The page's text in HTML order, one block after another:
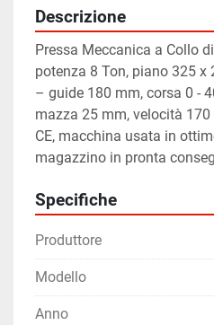
Descrizione
Pressa Meccanica a Collo
potenza 8 Ton, piano 325
– guide 180 mm, corsa 0 -
mazza 25 mm, velocità
CE, macchina usata in
magazzino in pronta
Specifiche
Produttore
Modello
Anno